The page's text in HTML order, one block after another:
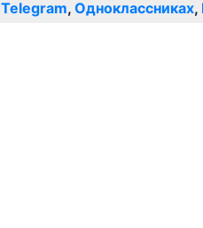
Telegram, Одноклассниках,